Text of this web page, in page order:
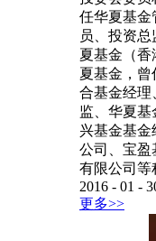
任华夏基金
员、投资
夏基金（香
夏基金，曾
合基金经理
监、华夏基
兴基金基
公司、宝盈
有限公司等
2016 - 01 -
更多>>